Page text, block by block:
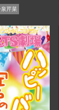
泉芹菜